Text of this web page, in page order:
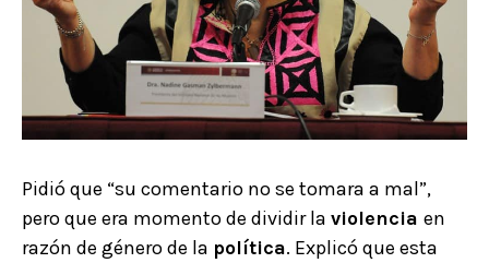
Pidió que “su comentario no se tomara a mal”,
pero que era momento de dividir la violencia en
razón de género de la política. Explicó que esta